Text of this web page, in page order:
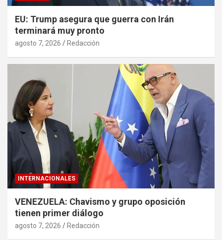
EU: Trump asegura que guerra con Irán
terminará muy pronto
agosto 7, 2026 Redacción
INTERNACIONALES
VENEZUELA: Chavismo y grupo oposición
tienen primer diálogo
agosto 7, 2026 Redacción